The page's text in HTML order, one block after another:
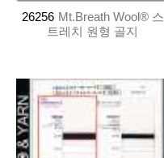
26256 Mt.Breath Wool® 스
트레치 원형 골지